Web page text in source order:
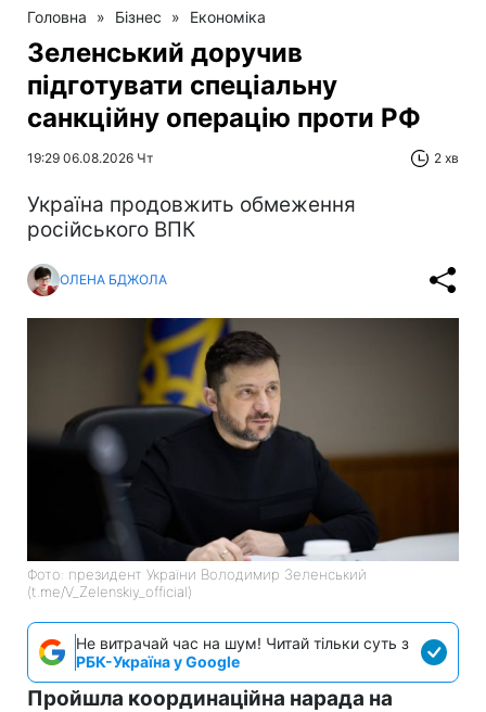
Головна » Бізнес » Економіка
Зеленський доручив
підготувати спеціальну
санкційну операцію проти РФ
19:29 06.08.2026 Чт 2 хв
Україна продовжить обмеження
російського ВПК
ОЛЕНА БДЖОЛА
Фото: президент України Володимир Зеленський
(t.me/V_Zelenskiy_official)
Не витрачай час на шум! Читай тільки суть з
РБК-Україна у Google
Пройшла координаційна нарада на